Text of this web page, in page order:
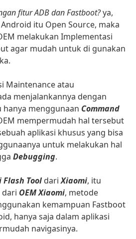
fitur ADB dan Fastboot?ya,
itu Open Source, maka
melakukan Implementasi
agar mudah untuk di gunakan
Maintenance atau
menjalankannya dengan
menggunaan Command
mempermudah hal tersebut
aplikasi khusus yang bisa
untuk melakukan hal
Debugging.
Flash Tool dariXiaomi, itu
dari OEM Xiaomi, metode
kemampuan Fastboot
hanya saja dalam aplikasi
navigasinya.